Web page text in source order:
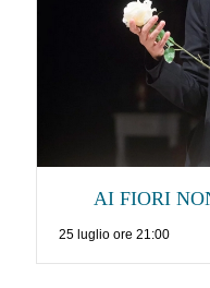
AI FIORI
25 luglio ore 21:00